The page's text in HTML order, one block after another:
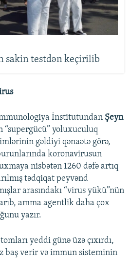
sakin testdən keçirilib
İnstitutundan Şeyn
yoluxuculuq
gəldiyi qənaətə görə,
koronavirusun
nisbətən 1260 dəfə artıq
tədqiqat peyvənd
arasındakı “virus yükü”nün
amma agentlik daha çox
yazır.
yeddi günə üzə çıxırdı,
baş verir və immun sisteminin